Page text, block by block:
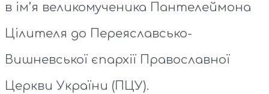
в ім’я великомученика Пантелеймона
Цілителя до Переяславсько-
Вишневської єпархії Православної
Церкви України (ПЦУ).